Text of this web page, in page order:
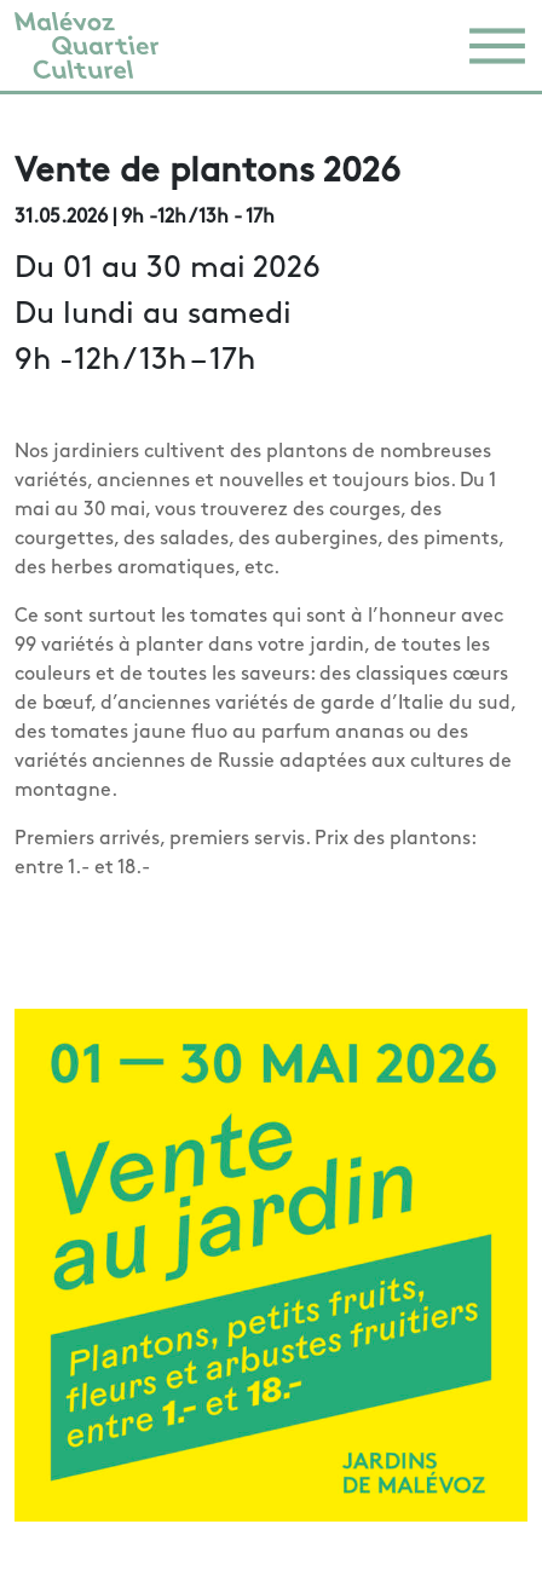
Vente de plantons 2026
31.05.2026 | 9h -12h / 13h - 17h
Du 01 au 30 mai 2026
Du lundi au samedi
9h -12h / 13h – 17h
Nos jardiniers cultivent des plantons de nombreuses
variétés, anciennes et nouvelles et toujours bios. Du 1
mai au 30 mai, vous trouverez des courges, des
courgettes, des salades, des aubergines, des piments,
des herbes aromatiques, etc.
Ce sont surtout les tomates qui sont à l’honneur avec
99 variétés à planter dans votre jardin, de toutes les
couleurs et de toutes les saveurs: des classiques cœurs
de bœuf, d’anciennes variétés de garde d’Italie du sud,
des tomates jaune fluo au parfum ananas ou des
variétés anciennes de Russie adaptées aux cultures de
montagne.
Premiers arrivés, premiers servis. Prix des plantons:
entre 1.- et 18.-